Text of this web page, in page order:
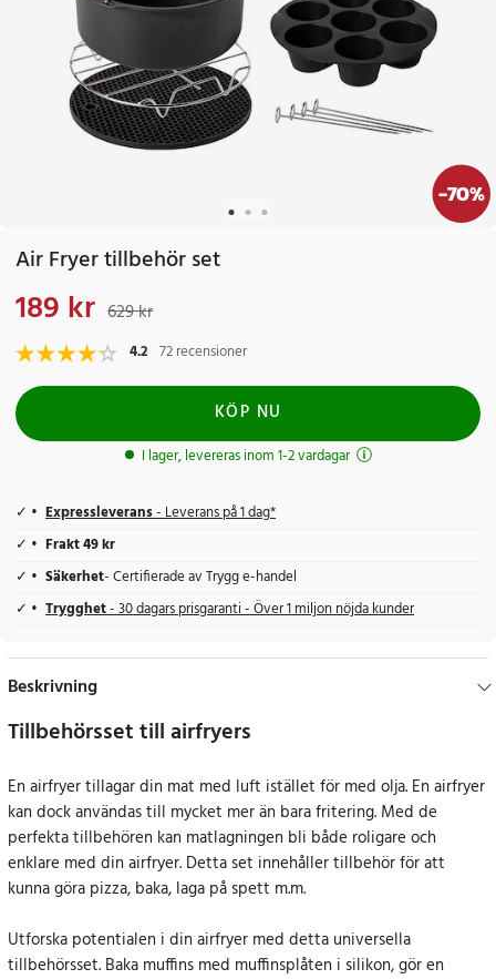
-70%
Air Fryer tillbehör set
Nuvarande pris
189 kr 629 kr
4.2 72 recensioner
KÖP NU
I lager, levereras inom 1-2 vardagar
Expressleverans- Leverans på 1 dag*
Frakt 49 kr
Säkerhet- Certifierade av Trygg e-handel
Trygghet- 30 dagars prisgaranti - Över 1 miljon nöjda kunder
Beskrivning
Tillbehörsset till airfryers
En airfryer tillagar din mat med luft istället för med olja. En airfryer
kan dock användas till mycket mer än bara fritering. Med de
perfekta tillbehören kan matlagningen bli både roligare och
enklare med din airfryer. Detta set innehåller tillbehör för att
kunna göra pizza, baka, laga på spett m.m.
Utforska potentialen i din airfryer med detta universella
tillbehörsset. Baka muffins med muffinsplåten i silikon, gör en